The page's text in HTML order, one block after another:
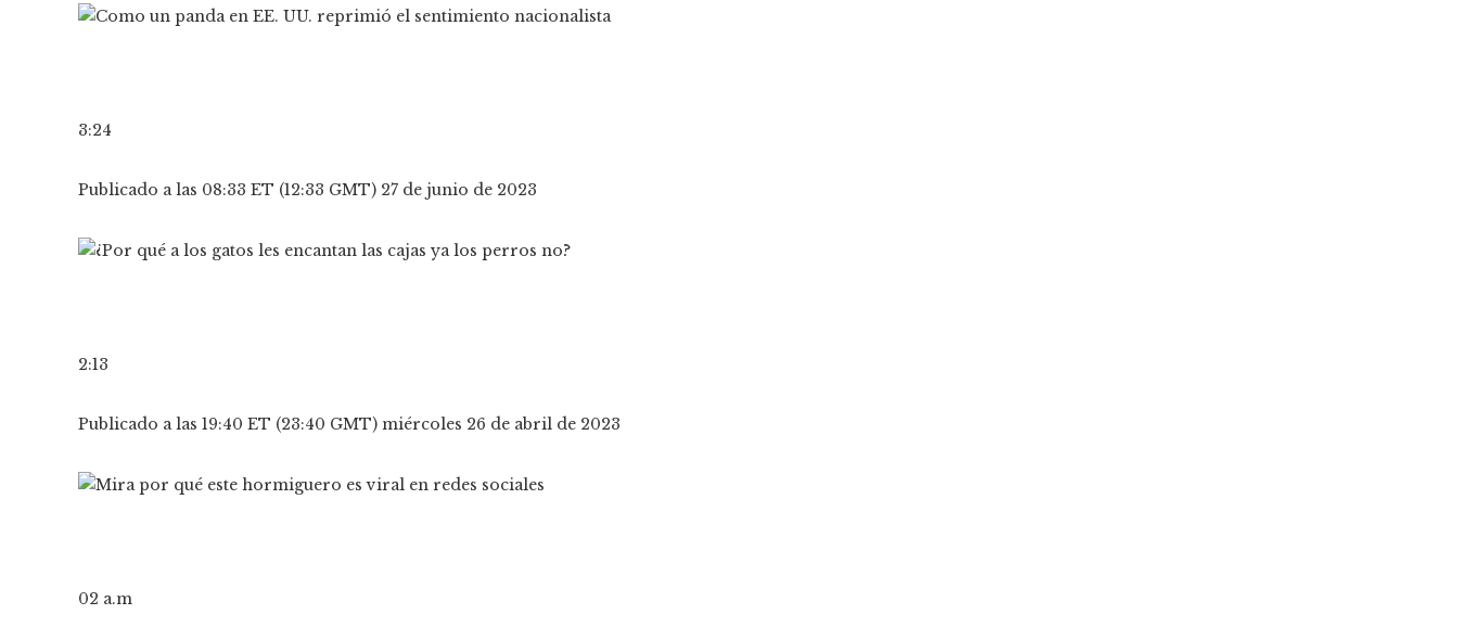
3:24
Publicado a las 08:33 ET (12:33 GMT) 27 de junio de 2023
2:13
Publicado a las 19:40 ET (23:40 GMT) miércoles 26 de abril de 2023
02 a.m